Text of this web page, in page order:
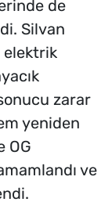
de
Silvan
elektrik
zarar
yeniden
OG
ve